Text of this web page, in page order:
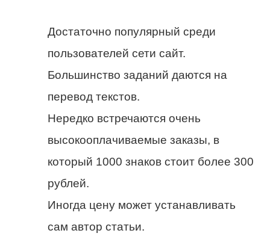
Достаточно популярный среди
пользователей сети сайт.
Большинство заданий даются на
перевод текстов.
Нередко встречаются очень
высокооплачиваемые заказы, в
который 1000 знаков стоит более 300
рублей.
Иногда цену может устанавливать
сам автор статьи.